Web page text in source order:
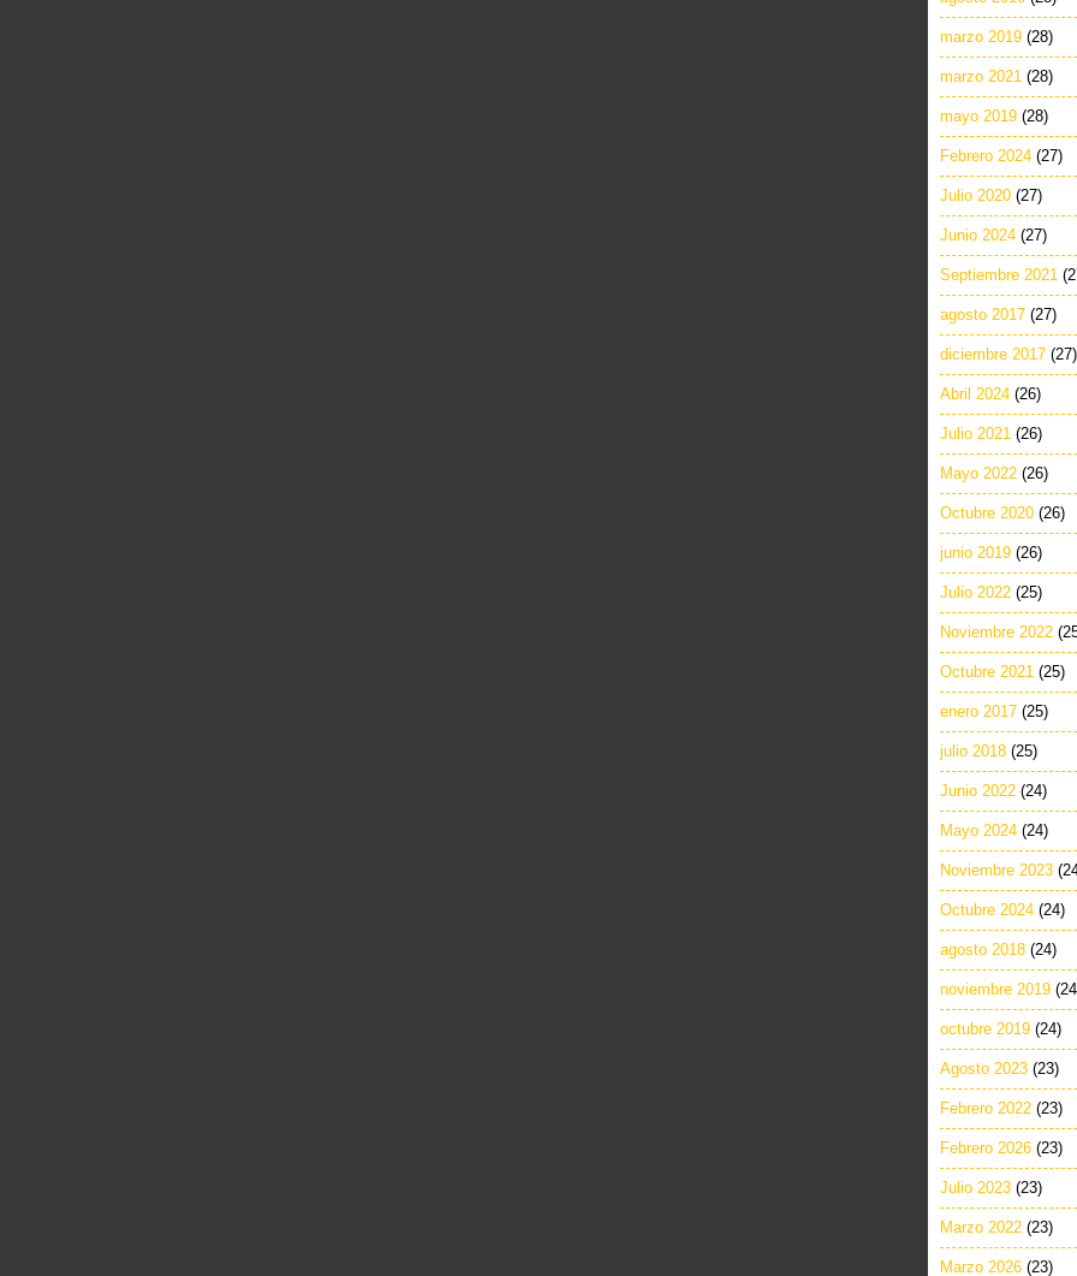
marzo 2019 (28)
marzo 2021 (28)
mayo 2019 (28)
Febrero 2024 (27)
Julio 2020 (27)
Junio 2024 (27)
Septiembre 2021
agosto 2017 (27)
diciembre 2017 (27)
Abril 2024 (26)
Julio 2021 (26)
Mayo 2022 (26)
Octubre 2020 (26)
junio 2019 (26)
Julio 2022 (25)
Noviembre 2022
Octubre 2021 (25)
enero 2017 (25)
julio 2018 (25)
Junio 2022 (24)
Mayo 2024 (24)
Noviembre 2023
Octubre 2024 (24)
agosto 2018 (24)
noviembre 2019
octubre 2019 (24)
Agosto 2023 (23)
Febrero 2022 (23)
Febrero 2026 (23)
Julio 2023 (23)
Marzo 2022 (23)
Marzo 2026 (23)